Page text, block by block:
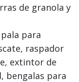
de granola y
para
raspador
extintor de
bengalas para